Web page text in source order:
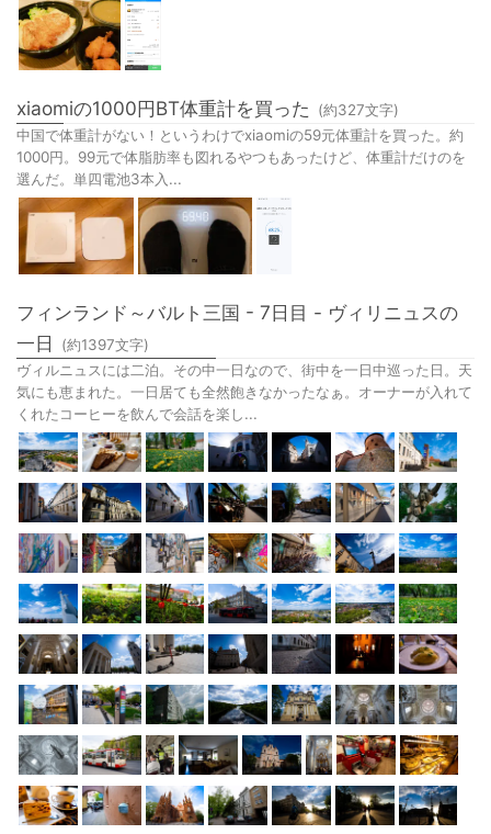
xiaomiの1000円BT体重計を買った (約327文字)
中国で体重計がない！というわけでxiaomiの59元体重計を買った。約
1000円。99元で体脂肪率も図れるやつもあったけど、体重計だけのを
選んだ。単四電池3本入...
フィンランド～バルト三国 - 7日目 - ヴィリニュスの
一日
(約1397文字)
ヴィルニュスには二泊。その中一日なので、街中を一日中巡った日。天
気にも恵まれた。一日居ても全然飽きなかったなぁ。オーナーが入れて
くれたコーヒーを飲んで会話を楽し...